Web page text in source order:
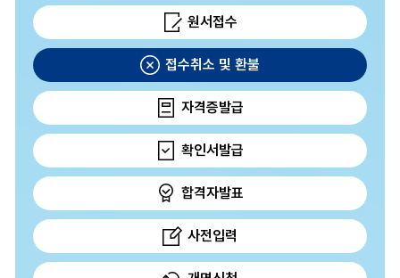
원서접수
접수취소 및 환불
자격증발급
확인서발급
합격자발표
사전입력